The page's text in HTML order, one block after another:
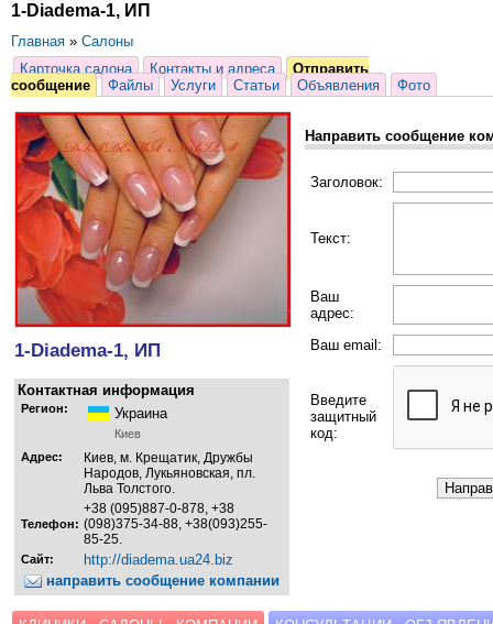
1-Diadema-1, ИП
Главная » Салоны
Карточка салона
Контакты и адреса
Отправить
сообщение
Файлы Услуги Статьи Объявления Фото
1-Diadema-1, ИП
Контактная информация
Регион: Украина
Киев
Адрес:
Киев, м. Крещатик, Дружбы
Народов, Лукьяновская, пл.
Льва Толстого.
Телефон:
+38 (095)887-0-878, +38
(098)375-34-88, +38(093)255-
85-25.
Сайт:
http://diadema.ua24.biz
направить сообщение компании
Направить сообщение
Заголовок:
Текст:
Ваш
адрес:
Ваш email:
Введите
защитный
код: